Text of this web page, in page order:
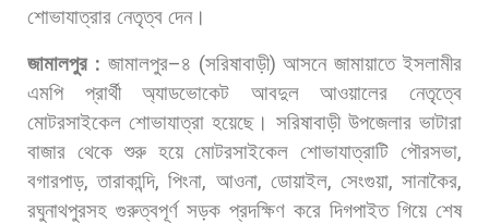
শোভাযাত্রার নেতৃত্ব দেন।
জামালপুর: জামালপুর–৪ (সরিষাবাড়ী)আসনে জামায়াতে ইসলামীর
এমপি
প্রার্থী অ্যাডভোকেট আবদুল আওয়ালের
নেতৃত্বে
মোটরসাইকেল শোভাযাত্রা হয়েছে। সরিষাবাড়ী উপজেলার ভাটারা
বাজার থেকে শুরু হয়ে মোটরসাইকেল শোভাযাত্রাটি পৌরসভা,
বগারপাড়,তারাকান্দি,পিংনা, আওনা, ডোয়াইল, সেংগুয়া,সানাকৈর,
রঘুনাথপুরসহ গুরুত্বপূর্ণ সড়ক প্রদক্ষিণ করে দিগপাইত গিয়ে শেষ